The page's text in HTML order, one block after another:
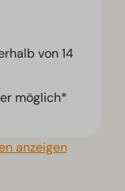
von 14
möglich*
anzeigen